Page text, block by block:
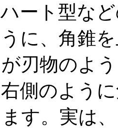
ート型な
に、角錐
刃物のよ
側のよう
す。実は